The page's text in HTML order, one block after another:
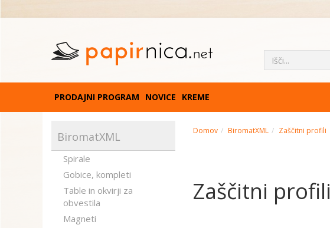
PRODAJNI PROGRAM NOVICE KREME
BiromatXML
Spirale
Gobice, kompleti
Table in okvirji za
obvestila
Magneti
Domov BiromatXML Zaščitni profili
Zaščitni profili